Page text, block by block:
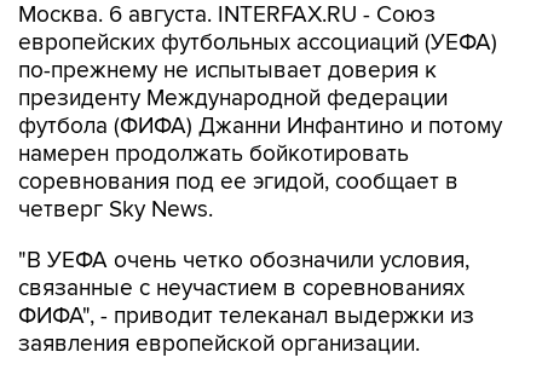
Москва. 6 августа. INTERFAX.RU - Союз
европейских футбольных ассоциаций (УЕФА)
по-прежнему не испытывает доверия к
президенту Международной федерации
футбола (ФИФА) Джанни Инфантино и потому
намерен продолжать бойкотировать
соревнования под ее эгидой, сообщает в
четверг Sky News.
"В УЕФА очень четко обозначили условия,
связанные с неучастием в соревнованиях
ФИФА", - приводит телеканал выдержки из
заявления европейской организации.